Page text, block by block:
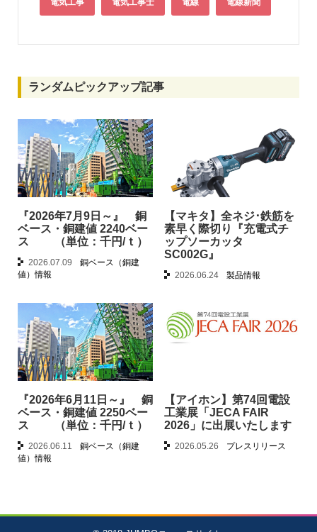
電気工事 電気工事士 電線 電線新聞
ランダムピックアップ記事
『2026年7月9日～』 銅
ベース・銅建値 2240ベー
ス （単位：千円/ｔ）
2026.07.09
銅ベース（銅建
値）情報
【マキタ】全ネジ･鉄筋を
素早く際切り『充電式チ
ップソーカッタ
SC002G』
2026.06.24 製品情報
『2026年6月11日～』 銅
ベース・銅建値 2250ベー
ス （単位：千円/ｔ）
2026.06.11
銅ベース（銅建
値）情報
【アイホン】第74回電設
工業展「JECA FAIR
2026」に出展いたします
2026.05.26 プレスリリース